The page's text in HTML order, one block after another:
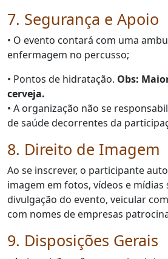
7. Segurança e Apoio
• O evento contará com uma
enfermagem no percusso;
• Pontos de hidratação. Obs:
cerveja.
• A organização não se
de saúde decorrentes da
8. Direito de Imagem
Ao se inscrever, o participante
imagem em fotos, vídeos e mídias
divulgação do evento, veicular
com nomes de empresas
9. Disposições Gerais